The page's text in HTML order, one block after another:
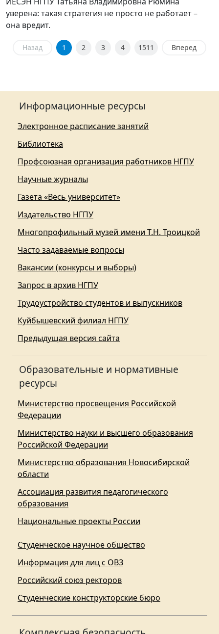
уверена: такая стратегия не просто не работает –
она вредит.
Назад 1 2 3 4 1511 Вперед
Информационные ресурсы
Электронное расписание занятий
Библиотека
Профсоюзная организация работников НГПУ
Научные журналы
Газета «Весь университет»
Издательство НГПУ
Многопрофильный музей имени Т.Н. Троицкой
Часто задаваемые вопросы
Вакансии (конкурсы и выборы)
Запрос в архив НГПУ
Трудоустройство студентов и выпускников
Куйбышевский филиал НГПУ
Предыдущая версия сайта
Образовательные и нормативные
ресурсы
Министерство просвещения Российской
Федерации
Министерство науки и высшего образования
Российской Федерации
Министерство образования Новосибирской
области
Ассоциация развития педагогического
образования
Национальные проекты России
Студенческое научное общество
Информация для лиц с ОВЗ
Российский союз ректоров
Студенческие конструкторские бюро